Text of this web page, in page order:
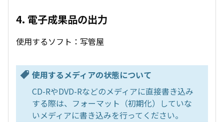
4. 電子成果品の出力
使用するソフト：写管屋
使用するメディアの状態について
CD-RやDVD-Rなどのメディアに直接書き込み
する際は、フォーマット（初期化）していな
いメディアに書き込みを行ってください。